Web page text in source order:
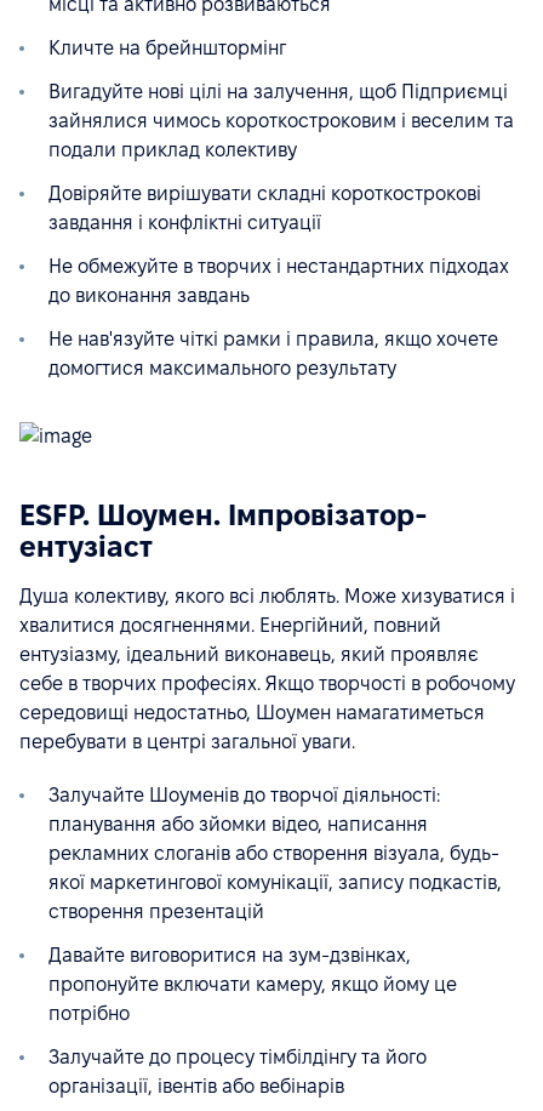
місці та активно розвиваються
Кличте на брейнштормінг
Вигадуйте нові цілі на залучення, щоб Підприємці
зайнялися чимось короткостроковим і веселим та
подали приклад колективу
Довіряйте вирішувати складні короткострокові
завдання і конфліктні ситуації
Не обмежуйте в творчих і нестандартних підходах
до виконання завдань
Не нав'язуйте чіткі рамки і правила, якщо хочете
домогтися максимального результату
ESFP. Шоумен. Імпровізатор-
ентузіаст
Душа колективу, якого всі люблять. Може хизуватися і
хвалитися досягненнями. Енергійний, повний
ентузіазму, ідеальний виконавець, який проявляє
себе в творчих професіях. Якщо творчості в робочому
середовищі недостатньо, Шоумен намагатиметься
перебувати в центрі загальної уваги.
Залучайте Шоуменів до творчої діяльності:
планування або зйомки відео, написання
рекламних слоганів або створення візуала, будь-
якої маркетингової комунікації, запису подкастів,
створення презентацій
Давайте виговоритися на зум-дзвінках,
пропонуйте включати камеру, якщо йому це
потрібно
Залучайте до процесу тімбілдінгу та його
організації, івентів або вебінарів